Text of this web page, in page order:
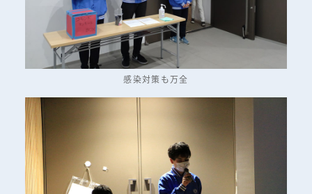
感染対策も万全